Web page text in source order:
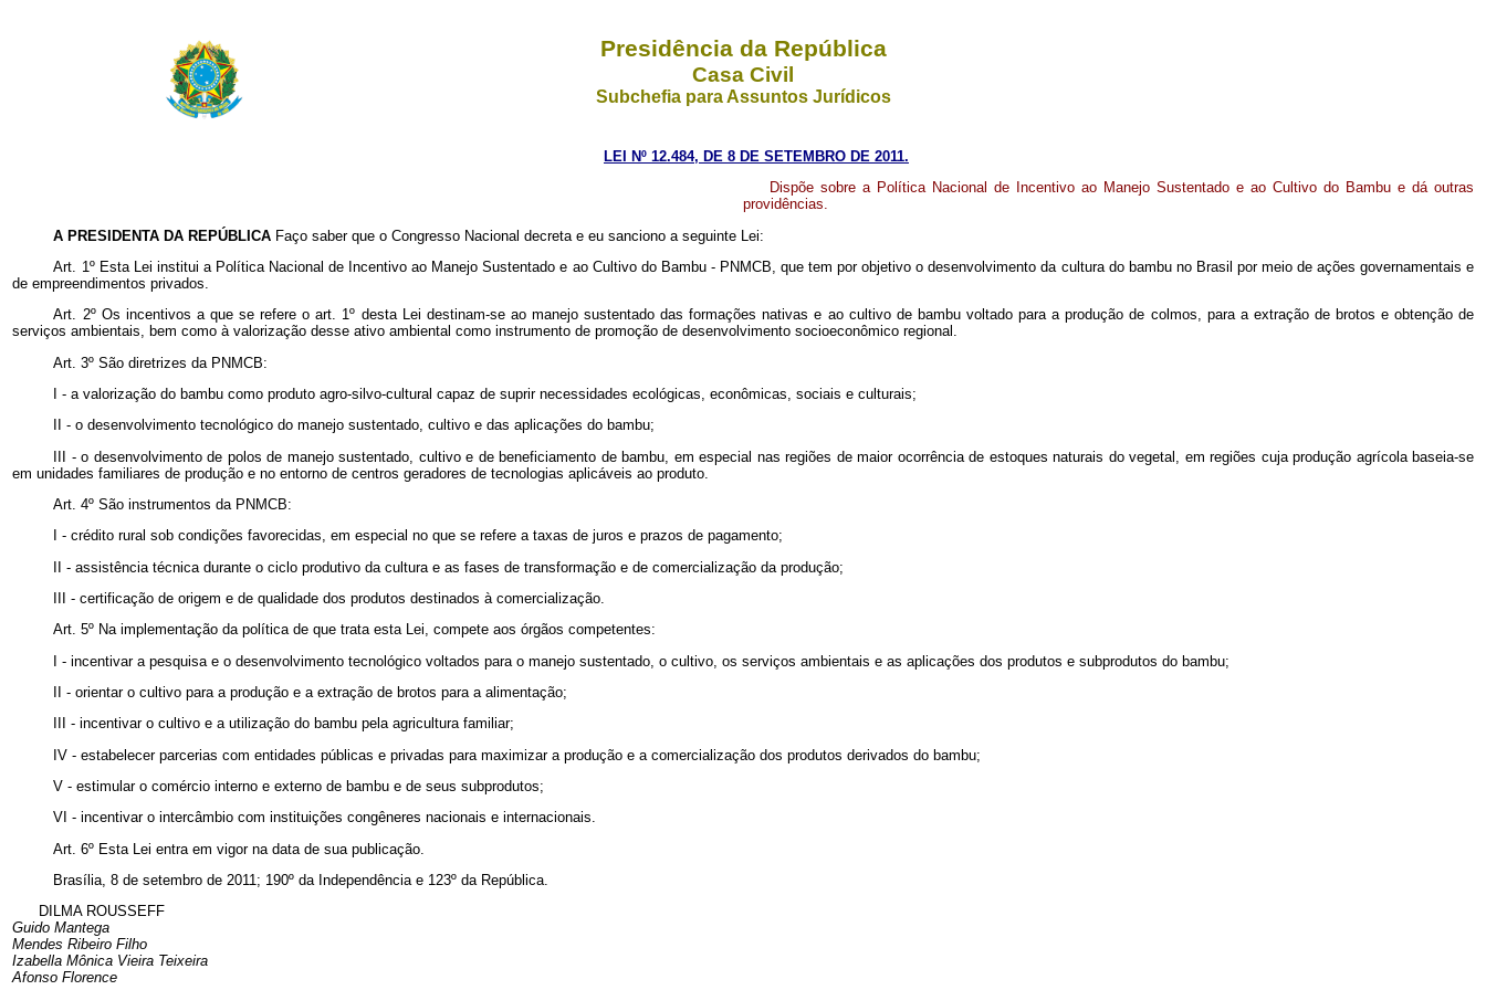
Presidência da República
Casa Civil
Subchefia para Assuntos Jurídicos
LEI Nº 12.484, DE 8 DE SETEMBRO DE 2011.
Dispõe sobre a Política Nacional de Incentivo ao Manejo Sustentado e ao Cultivo do Bambu e dá outras
providências.
A PRESIDENTA DA REPÚBLICA Faço saber que o Congresso Nacional decreta e eu sanciono a seguinte Lei:
Art. 1º Esta Lei institui a Política Nacional de Incentivo ao Manejo Sustentado e ao Cultivo do Bambu - PNMCB, que tem por objetivo o desenvolvimento da cultura do bambu no Brasil por meio de ações governamentais e
de empreendimentos privados.
Art. 2º Os incentivos a que se refere o art. 1º desta Lei destinam-se ao manejo sustentado das formações nativas e ao cultivo de bambu voltado para a produção de colmos, para a extração de brotos e obtenção de
serviços ambientais, bem como à valorização desse ativo ambiental como instrumento de promoção de desenvolvimento socioeconômico regional.
Art. 3º São diretrizes da PNMCB:
I - a valorização do bambu como produto agro-silvo-cultural capaz de suprir necessidades ecológicas, econômicas, sociais e culturais;
II - o desenvolvimento tecnológico do manejo sustentado, cultivo e das aplicações do bambu;
III - o desenvolvimento de polos de manejo sustentado, cultivo e de beneficiamento de bambu, em especial nas regiões de maior ocorrência de estoques naturais do vegetal, em regiões cuja produção agrícola baseia-se
em unidades familiares de produção e no entorno de centros geradores de tecnologias aplicáveis ao produto.
Art. 4º São instrumentos da PNMCB:
I - crédito rural sob condições favorecidas, em especial no que se refere a taxas de juros e prazos de pagamento;
II - assistência técnica durante o ciclo produtivo da cultura e as fases de transformação e de comercialização da produção;
III - certificação de origem e de qualidade dos produtos destinados à comercialização.
Art. 5º Na implementação da política de que trata esta Lei, compete aos órgãos competentes:
I - incentivar a pesquisa e o desenvolvimento tecnológico voltados para o manejo sustentado, o cultivo, os serviços ambientais e as aplicações dos produtos e subprodutos do bambu;
II - orientar o cultivo para a produção e a extração de brotos para a alimentação;
III - incentivar o cultivo e a utilização do bambu pela agricultura familiar;
IV - estabelecer parcerias com entidades públicas e privadas para maximizar a produção e a comercialização dos produtos derivados do bambu;
V - estimular o comércio interno e externo de bambu e de seus subprodutos;
VI - incentivar o intercâmbio com instituições congêneres nacionais e internacionais.
Art. 6º Esta Lei entra em vigor na data de sua publicação.
Brasília, 8 de setembro de 2011; 190º da Independência e 123º da República.
DILMA ROUSSEFF
Guido Mantega
Mendes Ribeiro Filho
Izabella Mônica Vieira Teixeira
Afonso Florence